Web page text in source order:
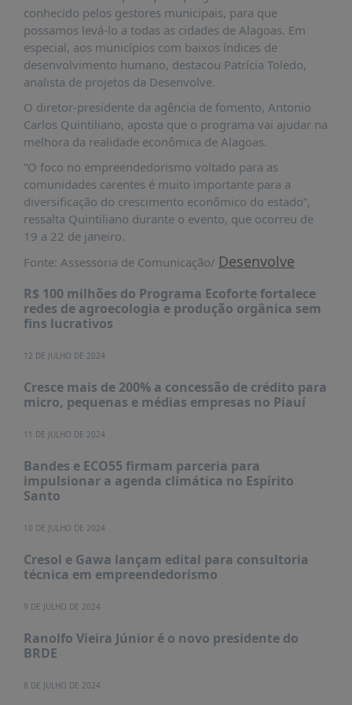
DADOS
FRENTE
PARLAMENTAR
SOBRE
A
FRENTE
MATERIAIS
INFORMAÇÕES
CURSOS
E
EVENTOS
MATERIAIS
DISPONÍVEIS
PUBLICAÇÕES
REVISTA
RUMOS
LIVROS
NOTÍCIAS
ABDE-
PRÊMIO
ABDE
JORNALISMO
SABER
+
CONTATO
conhecido pelos gestores municipais, para que
possamos levá-lo a todas as cidades de Alagoas. Em
especial, aos municípios com baixos índices de
desenvolvimento humano, destacou Patrícia Toledo,
analista de projetos da Desenvolve.
O diretor-presidente da agência de fomento, Antonio
Carlos Quintiliano, aposta que o programa vai ajudar na
melhora da realidade econômica de Alagoas.
“O foco no empreendedorismo voltado para as
comunidades carentes é muito importante para a
diversificação do crescimento econômico do estado”,
ressalta Quintiliano durante o evento, que ocorreu de
19 a 22 de janeiro.
Fonte: Assessoria de Comunicação/ Desenvolve
R$ 100 milhões do Programa Ecoforte fortalece
redes de agroecologia e produção orgânica sem
fins lucrativos
12 DE JULHO DE 2024
Cresce mais de 200% a concessão de crédito para
micro, pequenas e médias empresas no Piauí
11 DE JULHO DE 2024
Bandes e ECO55 firmam parceria para
impulsionar a agenda climática no Espírito
Santo
10 DE JULHO DE 2024
Cresol e Gawa lançam edital para consultoria
técnica em empreendedorismo
9 DE JULHO DE 2024
Ranolfo Vieira Júnior é o novo presidente do
BRDE
8 DE JULHO DE 2024